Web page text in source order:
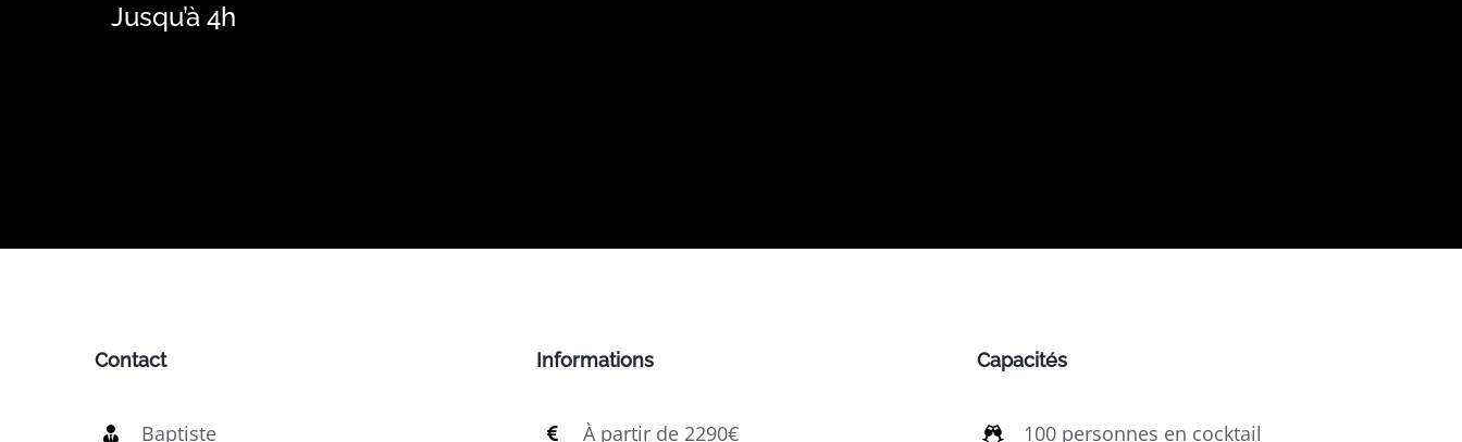
Jusqu’à 4h
Contact
Baptiste
Informations
À partir de 2290€
Capacités
100 personnes en cocktail